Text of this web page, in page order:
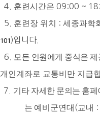
4. 훈련시간은 09:00 ~
5. 훈련장 위치 : 세종과학
101 )입니다.
6. 모든 인원에게 중식은 제
개인계좌로 교통비만 지급
7. 기타 자세한 문의는 홈
는 예비군연대 (교내